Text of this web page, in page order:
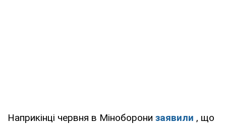
Наприкінці червня в Міноборони заявили , що